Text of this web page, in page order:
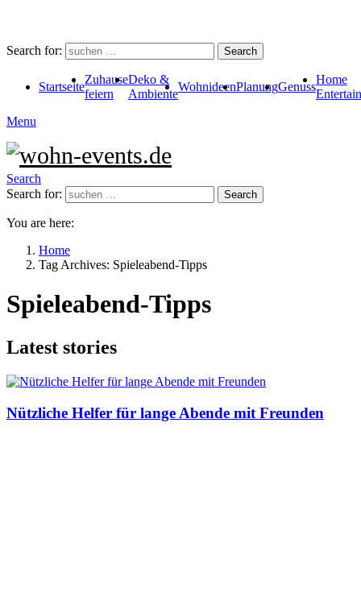
Search for: Search
Startseite
Zuhause
feiern
Deko &
Ambiente
WohnideenPlanungGenuss
Home
Menu
Search
Search for:
Search
You are here:
Home
Tag Archives: Spieleabend-Tipps
Spieleabend-Tipps
Latest stories
Nützliche Helfer für lange Abende mit Freunden